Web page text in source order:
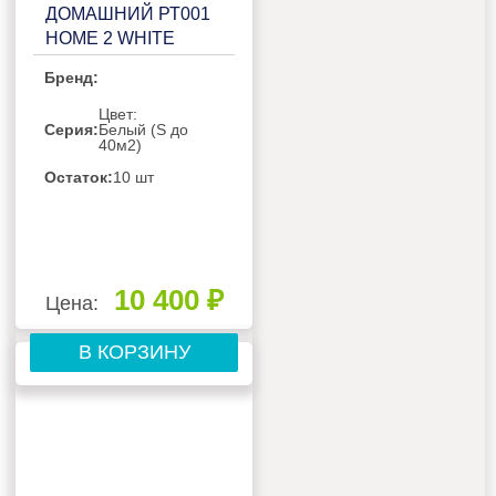
ДОМАШНИЙ РТ001
HOME 2 WHITE
Бренд:
Серия:
Цвет:
Белый (S до
40м2)
Остаток:10 шт
Цена: 10 400 ₽
В КОРЗИНУ